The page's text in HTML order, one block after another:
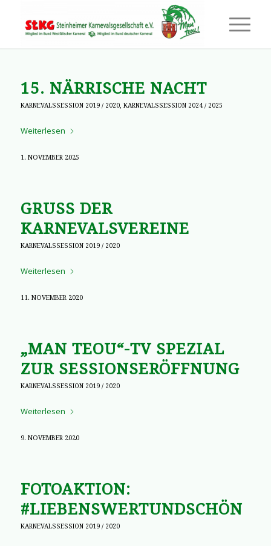
15. NÄRRISCHE NACHT
KARNEVALSSESSION 2019 / 2020, KARNEVALSSESSION 2024 / 2025
Weiterlesen
1. NOVEMBER 2025
GRUSS DER K
ARNEVALSVEREINE
KARNEVALSSESSION 2019 / 2020
Weiterlesen
11. NOVEMBER 2020
„MAN TEOU“-TV SPEZIAL
ZUR SESSIONSERÖFFNUNG
KARNEVALSSESSION 2019 / 2020
Weiterlesen
9. NOVEMBER 2020
FOTOAKTION:
#LIEBENSWERTUNDSCHÖN
KARNEVALSSESSION 2019 / 2020